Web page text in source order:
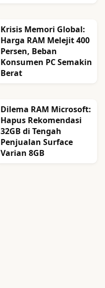
Krisis Memori Global:
Harga RAM Melejit 400
Persen, Beban
Konsumen PC Semakin
Berat
Dilema RAM Microsoft:
Hapus Rekomendasi
32GB di Tengah
Penjualan Surface
Varian 8GB